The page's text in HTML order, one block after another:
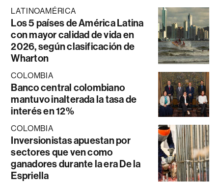
LATINOAMÉRICA
Los 5 países de América Latina
con mayor calidad de vida en
2026, según clasificación de
Wharton
COLOMBIA
Banco central colombiano
mantuvo inalterada la tasa de
interés en 12%
COLOMBIA
Inversionistas apuestan por
sectores que ven como
ganadores durante la era De la
Espriella